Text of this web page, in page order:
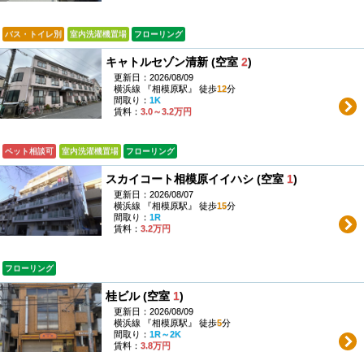
バス・トイレ別 室内洗濯機置場 フローリング
キャトルセゾン清新 (空室 2)
更新日：2026/08/09
横浜線 『相模原駅』 徒歩12分
間取り： 1K
賃料： 3.0～3.2万円
ペット相談可 室内洗濯機置場 フローリング
スカイコート相模原イイハシ (空室 1)
更新日：2026/08/07
横浜線 『相模原駅』 徒歩15分
間取り： 1R
賃料： 3.2万円
フローリング
桂ビル (空室 1)
更新日：2026/08/09
横浜線 『相模原駅』 徒歩5分
間取り： 1R～2K
賃料： 3.8万円